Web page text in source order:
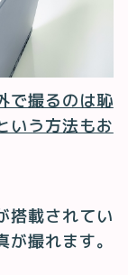
で撮るのは恥
いう方法もお
搭載されてい
撮れます。